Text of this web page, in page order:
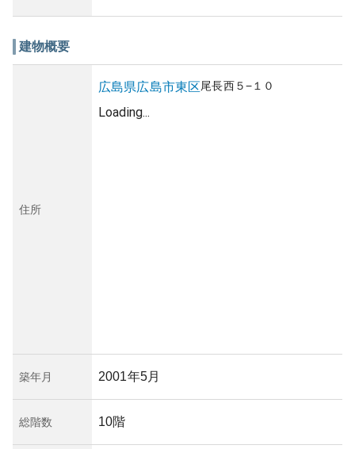
建物概要
住所
広島県広島市東区尾長西５−１０
Loading...
築年月 2001年5月
総階数 10階